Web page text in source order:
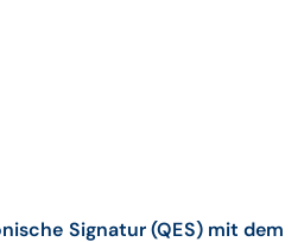
Signatur (QES) mit dem